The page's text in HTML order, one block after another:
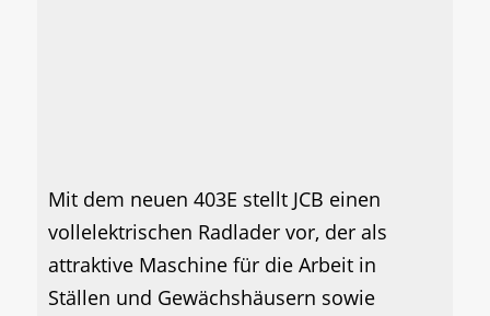
Mit dem neuen 403E stellt JCB einen
vollelektrischen Radlader vor, der als
attraktive Maschine für die Arbeit in
Ställen und Gewächshäusern sowie